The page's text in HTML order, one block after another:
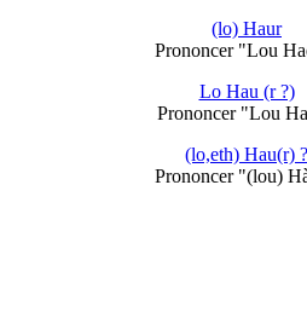
(lo) Haur
Prononcer "Lou
Lo Hau (r ?)
Prononcer "Lou
(lo,eth) Hau(r) ?
Prononcer "(lou)